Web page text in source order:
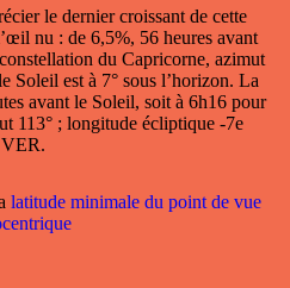
le dernier croissantde cette
nu : de 6,5%, 56 heures avant
du Capricorne, azimut
Soleil est à 7° sous l’horizon. La
avant le Soleil, soit à 6h16 pour
113° ; longitude écliptique -7e
VER.
latitude minimale du point de vue